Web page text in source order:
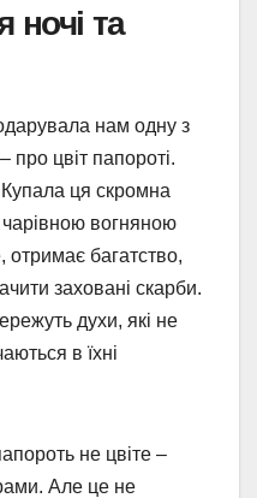
ночі та
нам одну з
про цвіт папороті.
ця скромна
чарівною вогняною
отримає багатство,
заховані скарби.
духи, які не
в їхні
не цвіте –
Але це не